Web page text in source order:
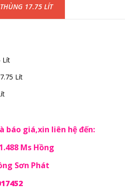
17.75 LÍT
Lít
Lít
báo giá,xin liên hệ đến:
Ms Hồng
Sơn Phát